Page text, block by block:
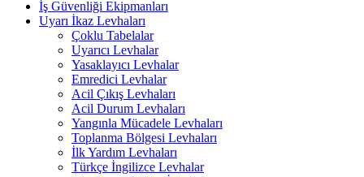
İş Güvenliği Ekipmanları
Uyarı İkaz Levhaları
Çoklu Tabelalar
Uyarıcı Levhalar
Yasaklayıcı Levhalar
Emredici Levhalar
Acil Çıkış Levhaları
Acil Durum Levhaları
Yangınla Mücadele Levhaları
Toplanma Bölgesi Levhaları
İlk Yardım Levhaları
Türkçe İngilizce Levhalar